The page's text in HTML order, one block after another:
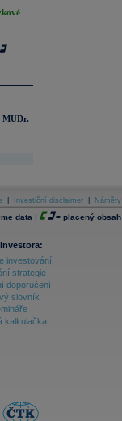
MUDr.
Investiční disclaimer Náměty
data | = placený obsah
investování
strategie
doporučení
slovník
kalkulačka